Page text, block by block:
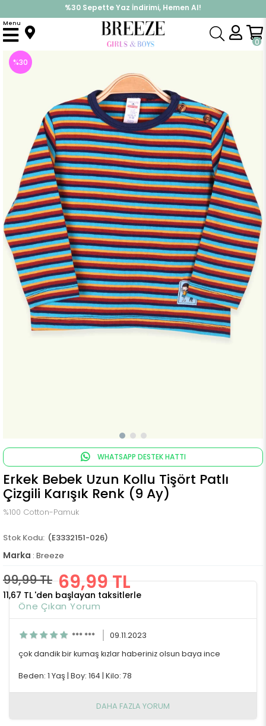
%30 Sepette Yaz İndirimi, Hemen Al!
İndirimlere ek %10 İndirimi Kap, Hemen Üye Ol!
0
Menu
Anasayfa Üst Giyim Uzun Kollu Tişört Erkek Bebek Uzun Kollu Tişört Patlı Çizgili Karışık Renk (9 Ay)
%30
WHATSAPP DESTEK HATTI
Erkek Bebek Uzun Kollu Tişört Patlı
Çizgili Karışık Renk (9 Ay)
%100 Cotton-Pamuk
(E3332151-026)
Marka : Breeze
99,99 TL 69,99 TL
11,67 TL 'den başlayan taksitlerle
Öne Çıkan Yorum
*** ***
09.11.2023
çok dandik bir kumaş kızlar haberiniz olsun baya ince
Beden: 1 Yaş | Boy: 164 | Kilo: 78
DAHA FAZLA YORUM